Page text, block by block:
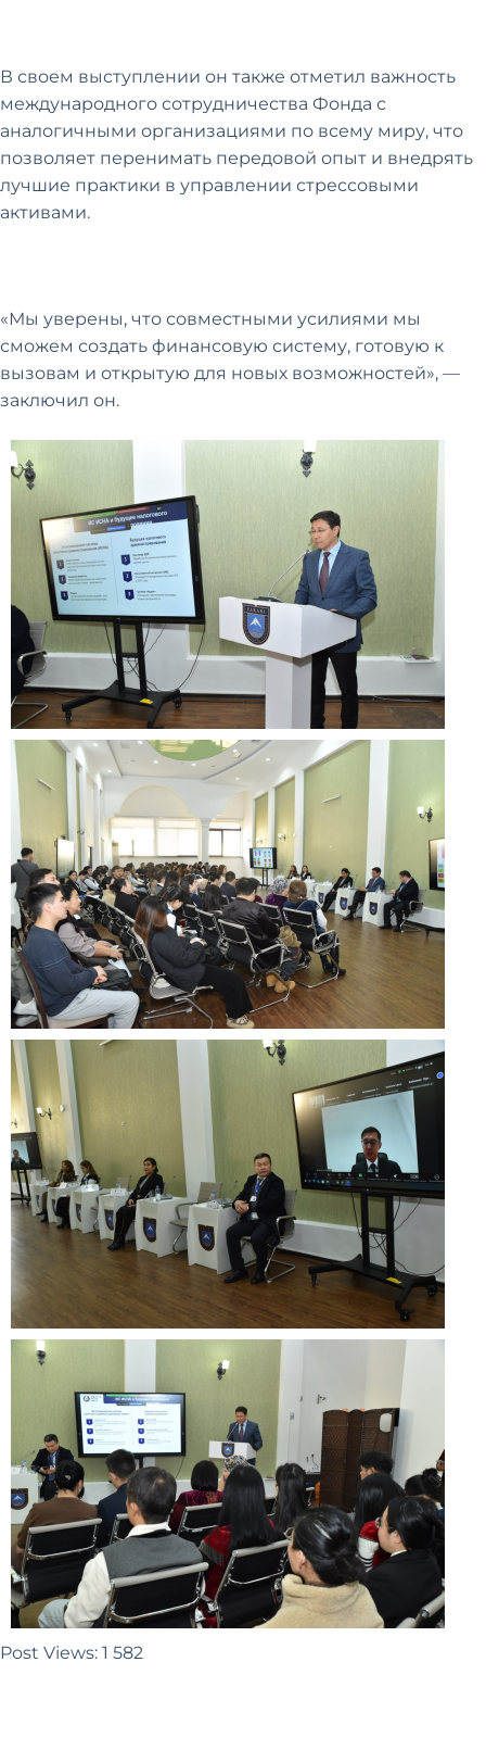
В своем выступлении он также отметил важность
международного сотрудничества Фонда с
аналогичными организациями по всему миру, что
позволяет перенимать передовой опыт и внедрять
лучшие практики в управлении стрессовыми
активами.
«Мы уверены, что совместными усилиями мы
сможем создать финансовую систему, готовую к
вызовам и открытую для новых возможностей», —
заключил он.
Post Views: 1 582